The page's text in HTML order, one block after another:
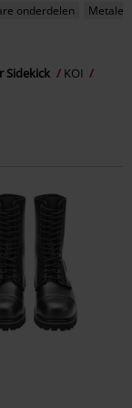
onderdelen
Sidekick
KOI